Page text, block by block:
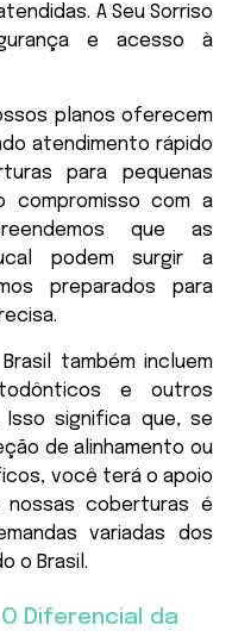
A Seu Sorriso
e acesso à
planos oferecem
atendimento rápido
para pequenas
compromisso com a
que as
podem surgir a
preparados para
também incluem
e outros
Isso significa que, se
de alinhamento ou
você terá o apoio
nossas coberturas é
variadas dos
o Brasil.
Diferencial da